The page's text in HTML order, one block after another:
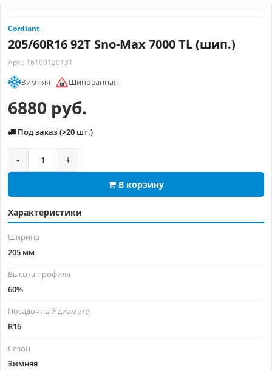
Cordiant
205/60R16 92T Sno-Max 7000 TL (шип.)
Арт.: 16100120131
Зимняя Шипованная
6880 руб.
Под заказ (>20 шт.)
- +
В корзину
Характеристики
Ширина
205 мм
Высота профиля
60%
Посадочный диаметр
R16
Сезон
Зимняя